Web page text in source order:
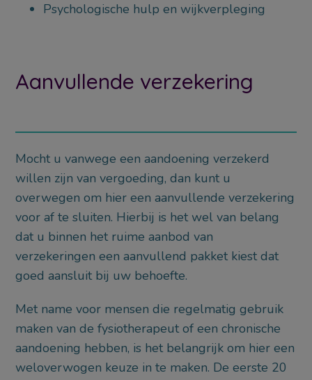
Psychologische hulp en wijkverpleging
Aanvullende verzekering
Mocht u vanwege een aandoening verzekerd
willen zijn van vergoeding, dan kunt u
overwegen om hier een aanvullende verzekering
voor af te sluiten. Hierbij is het wel van belang
dat u binnen het ruime aanbod van
verzekeringen een aanvullend pakket kiest dat
goed aansluit bij uw behoefte.
Met name voor mensen die regelmatig gebruik
maken van de fysiotherapeut of een chronische
aandoening hebben, is het belangrijk om hier een
weloverwogen keuze in te maken. De eerste 20